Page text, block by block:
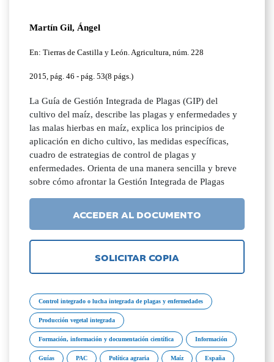
Martín Gil, Ángel
En: Tierras de Castilla y León. Agricultura, núm. 228
2015, pág. 46 - pág. 53(8 págs.)
La Guía de Gestión Integrada de Plagas (GIP) del
cultivo del maíz, describe las plagas y enfermedades y
las malas hierbas en maíz, explica los principios de
aplicación en dicho cultivo, las medidas específicas,
cuadro de estrategias de control de plagas y
enfermedades. Orienta de una manera sencilla y breve
sobre cómo afrontar la Gestión Integrada de Plagas
ACCEDER AL DOCUMENTO
SOLICITAR COPIA
Control integrado o lucha integrada de plagas y enfermedades
Producción vegetal integrada
Formación, información y documentación científica Información
Guías PAC Política agraria Maíz España